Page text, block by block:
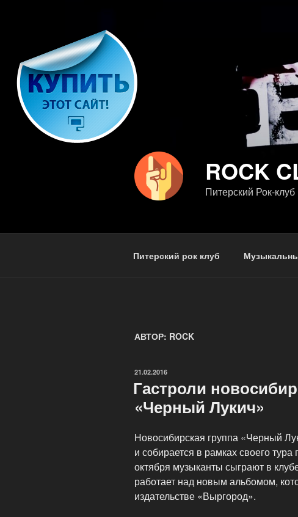
ROCK
Питерский Рок-клуб
Питерский рок клуб
АВТОР: ROCK
ОПУБЛИКОВАНО
21.02.2016
Гастроли
«Черный Лукич»
Новосибирская группа «Черный
и собирается в рамках своего тура
октября музыканты сыграют в
работает над новым альбомом,
издательстве «Выргород».